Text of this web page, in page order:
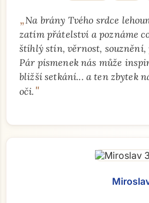
„Na brány Tvého srdce
zatím přátelství a poznáme
štíhlý stín, věrnost,
Pár písmenek nás může
bližší setkání... a ten zbytek
oči. "